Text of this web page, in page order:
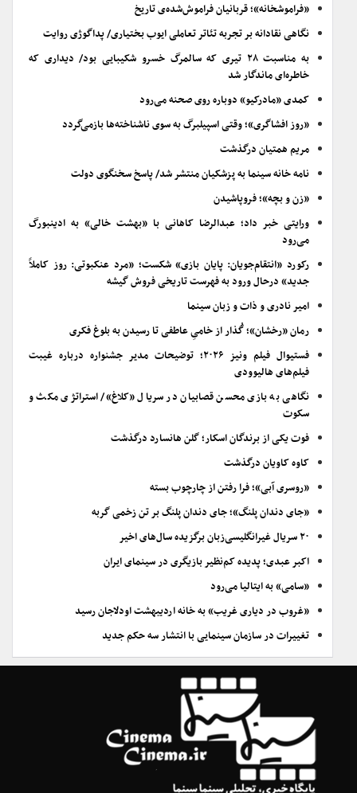
«فراموشخانه»؛ قربانیان فراموش‌شده‌ی تاریخ
نگاهی نقادانه بر تجربه تئاتر تعاملی ایوب بختیاری/ پداگوژی روایت
به مناسبت ۲۸ تیری که سالمرگ خسرو شکیبایی بود/ دیداری که
خاطره‌ای ماندگار شد
کمدی «مادرکیو» دوباره روی صحنه می‌رود
«روز افشاگری»؛ وقتی اسپیلبرگ به سوی ناشناخته‌ها بازمی‌گردد
مریم همتیان درگذشت
نامه خانه سینما به پزشکیان منتشر شد/ پاسخ سخنگوی دولت
«زن و بچه»؛ فروپاشیدن
ورایتی خبر داد؛ عبدالرضا کاهانی با «بهشت خالی» به ادینبورگ
می‌رود
رکورد «انتقام‌جویان: پایان بازی» شکست؛ «مرد عنکبوتی: روز کاملاً
جدید» درحال ورود به فهرست تاریخی فروش گیشه
امیر نادری و ذات و زبان سینما
رمان «رخشان»؛ گُذار از خامیِ عاطفی تا رسیدن به بلوغ فکری
فستیوال فیلم ونیز ۲۰۲۶؛ توضیحات مدیر جشنواره درباره غیبت
فیلم‌های هالیوودی
نگاهی به بازی محسن قصابیان در سریال «کلاغ»/ استراتژی مکث و
سکوت
فوت یکی از برندگان اسکار؛ گلن هانسارد درگذشت
کاوه کاویان درگذشت
«روسری آبی»؛ فرا رفتن از چارچوب بسته
«جای دندان پلنگ»؛ جای دندان پلنگ بر تن زخمی گربه
۲۰ سریال غیرانگلیسی‌زبان برگزیده سال‌های اخیر
اکبر عبدی؛ پدیده کم‌نظیر بازیگری در سینمای ایران
«سامی» به ایتالیا می‌رود
«غروب در دیاری غریب» به خانه اردیبهشت اودلاجان رسید
تغییرات در سازمان سینمایی با انتشار سه حکم جدید